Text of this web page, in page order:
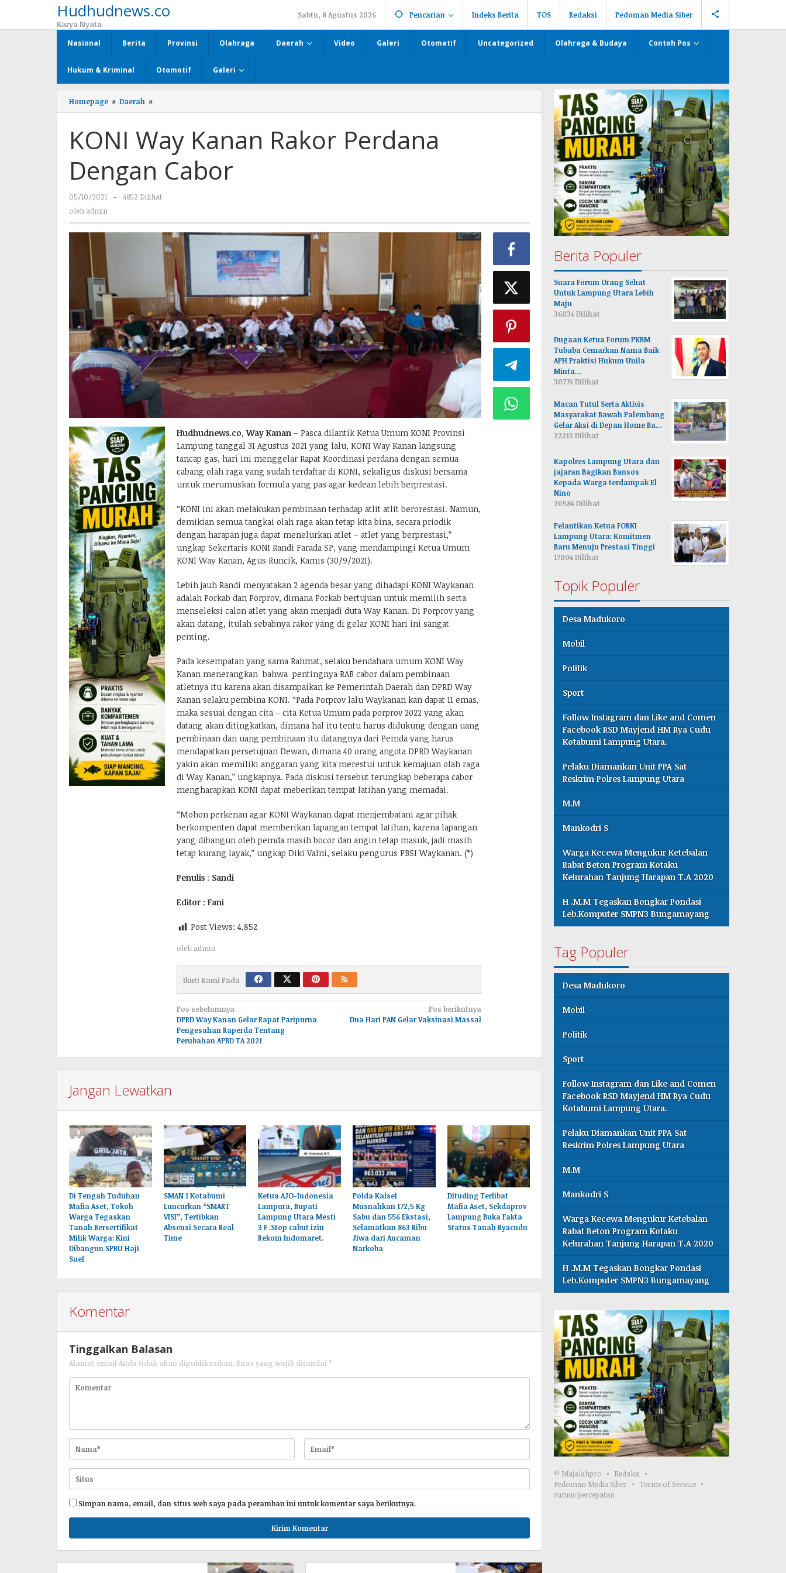
Hudhudnews.co
Karya Nyata
Sabtu, 8 Agustus 2026 Pencarian Indeks Berita TOS Redaksi Pedoman Media Siber
Nasional Berita Provinsi Olahraga Daerah Video Galeri Otomatif Uncategorized Olahraga & Budaya Contoh Pos
Hukum & Kriminal Otomotif Galeri
Homepage » Daerah »
Way
Rakor
Perdana
Dengan
Cabor
KONI Way Kanan Rakor Perdana
Dengan Cabor
05/10/2021
oleh
-
4852 Dilihat
oleh admin
Hudhudnews.co, Way Kanan– Pasca dilantik Ketua Umum KONI Provinsi
Lampung tanggal 31 Agustus 2021 yang lalu, KONI Way Kanan langsung
tancap gas, hari ini menggelar Rapat Koordinasi perdana dengan semua
cabang olah raga yang sudah terdaftar di KONI, sekaligus diskusi bersama
untuk merumuskan formula yang pas agar kedean lebih berprestasi.
“KONI ini akan melakukan pembinaan terhadap atlit atlit berorestasi. Namun,
demikian semua tangkai olah raga akan tetap kita bina, secara priodik
dengan harapan juga dapat menelurkan atlet – atlet yang berprestasi,”
ungkap Sekertaris KONI Randi Farada SP, yang mendampingi Ketua Umum
KONI Way Kanan, Agus Runcik, Kamis (30/9/2021).
Lebih jauh Randi menyatakan 2 agenda besar yang dihadapi KONI Waykanan
adalah Porkab dan Porprov, dimana Porkab bertujuan untuk memilih serta
menseleksi calon atlet yang akan menjadi duta Way Kanan. Di Porprov yang
akan datang, itulah sebabnya rakor yang di gelar KONI hari ini sangat
penting.
Pada kesempatan yang sama Rahmat, selaku bendahara umum KONI Way
Kanan menerangkan bahwa pentingnya RAB cabor dalam pembinaan
atletnya itu karena akan disampaikan ke Pemerintah Daerah dan DPRD Way
Kanan selaku pembina KONI. “Pada Porprov lalu Waykanan kan dapat 11 emas,
maka sesuai dengan cita – cita Ketua Umum pada porprov 2022 yang akan
datang akan ditingkatkan, dimana hal itu tentu harus didukung dengan uang
pembinaan dan uang pembinaan itu datangnya dari Pemda yang harus
mendapatkan persetujuan Dewan, dimana 40 orang angota DPRD Waykanan
yakin akan memiliki anggaran yang kita merestui untuk kemajuan olah raga
di Way Kanan,” ungkapnya. Pada diskusi tersebut terungkap beberapa cabor
mengharapkan KONI dapat meberikan tempat latihan yang memadai.
“Mohon perkenan agar KONI Waykanan dapat menjembatani agar pihak
berkompenten dapat memberikan lapangan tempat latihan, karena lapangan
yang dibangun oleh pemda masih bocor dan angin tetap masuk, jadi masih
tetap kurang layak,” ungkap Diki Valni, selaku pengurus PBSI Waykanan. (*)
Penulis: Sandi
Editor: Fani
Post Views: 4,852
oleh admin
Ikuti Kami Pada
Navigasi
pos
Pos sebelumnya
DPRD Way Kanan Gelar Rapat Paripurna
Pengesahan Raperda Tentang
Perubahan APBD TA 2021
Pos berikutnya
Dua Hari PAN Gelar Vaksinasi Massal
Jangan Lewatkan
Di Tengah Tuduhan
Mafia Aset, Tokoh
Warga Tegaskan
Tanah Bersertifikat
Milik Warga: Kini
Dibangun SPBU Haji
Suef
SMAN 1 Kotabumi
Luncurkan “SMART
VISI”, Tertibkan
Absensi Secara Real
Time
Ketua AJO-Indonesia
Lampura, Bupati
Lampung Utara Mesti
3 F .Stop cabut izin
Rekom Indomaret.
Polda Kalsel
Musnahkan 172,5 Kg
Sabu dan 556 Ekstasi,
Selamatkan 863 Ribu
Jiwa dari Ancaman
Narkoba
Dituding Terlibat
Mafia Aset, Sekdaprov
Lampung Buka Fakta
Status Tanah Ryacudu
Komentar
Tinggalkan Balasan
Alamat email Anda tidak akan dipublikasikan. Ruas yang wajib ditandai *
Simpan nama, email, dan situs web saya pada peramban ini untuk komentar saya berikutnya.
Berita Populer
Suara Forum Orang Sehat
Untuk Lampung Utara Lebih
Maju
36034 Dilihat
Dugaan Ketua Forum PKBM
Tubaba Cemarkan Nama Baik
APH Praktisi Hukum Unila
Minta…
30774 Dilihat
Macan Tutul Serta Aktivis
Masyarakat Bawah Palembang
Gelar Aksi di Depan Home Ba…
22213 Dilihat
Kapolres Lampung Utara dan
jajaran Bagikan Bansos
Kepada Warga terdampak El
Nino
20584 Dilihat
Pelantikan Ketua FORKI
Lampung Utara: Komitmen
Baru Menuju Prestasi Tinggi
17004 Dilihat
Topik Populer
Desa Madukoro
Mobil
Politik
Sport
Follow Instagram dan Like and Comen
Facebook RSD Mayjend HM Rya Cudu
Kotabumi Lampung Utara.
Pelaku Diamankan Unit PPA Sat
Reskrim Polres Lampung Utara
M.M
Mankodri S
Warga Kecewa Mengukur Ketebalan
Rabat Beton Program Kotaku
Kelurahan Tanjung Harapan T.A 2020
H .M.M Tegaskan Bongkar Pondasi
Leb.Komputer SMPN3 Bungamayang
Tag Populer
Desa Madukoro
Mobil
Politik
Sport
Follow Instagram dan Like and Comen
Facebook RSD Mayjend HM Rya Cudu
Kotabumi Lampung Utara.
Pelaku Diamankan Unit PPA Sat
Reskrim Polres Lampung Utara
M.M
Mankodri S
Warga Kecewa Mengukur Ketebalan
Rabat Beton Program Kotaku
Kelurahan Tanjung Harapan T.A 2020
H .M.M Tegaskan Bongkar Pondasi
Leb.Komputer SMPN3 Bungamayang
© Majalahpro
Redaksi
Pedoman Media Siber
Terms of Service
rumus percepatan